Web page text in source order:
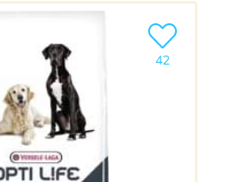
42
Ajouter le